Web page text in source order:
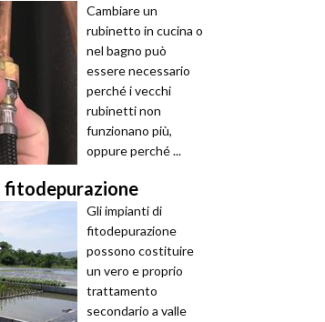
Cambiare un
rubinetto in cucina o
nel bagno può
essere necessario
perché i vecchi
rubinetti non
funzionano più,
oppure perché ...
fitodepurazione
Gli impianti di
fitodepurazione
possono costituire
un vero e proprio
trattamento
secondario a valle